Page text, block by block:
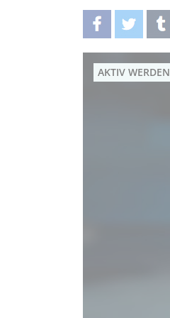
teilentwittern teilen
AKTIV WERDEN